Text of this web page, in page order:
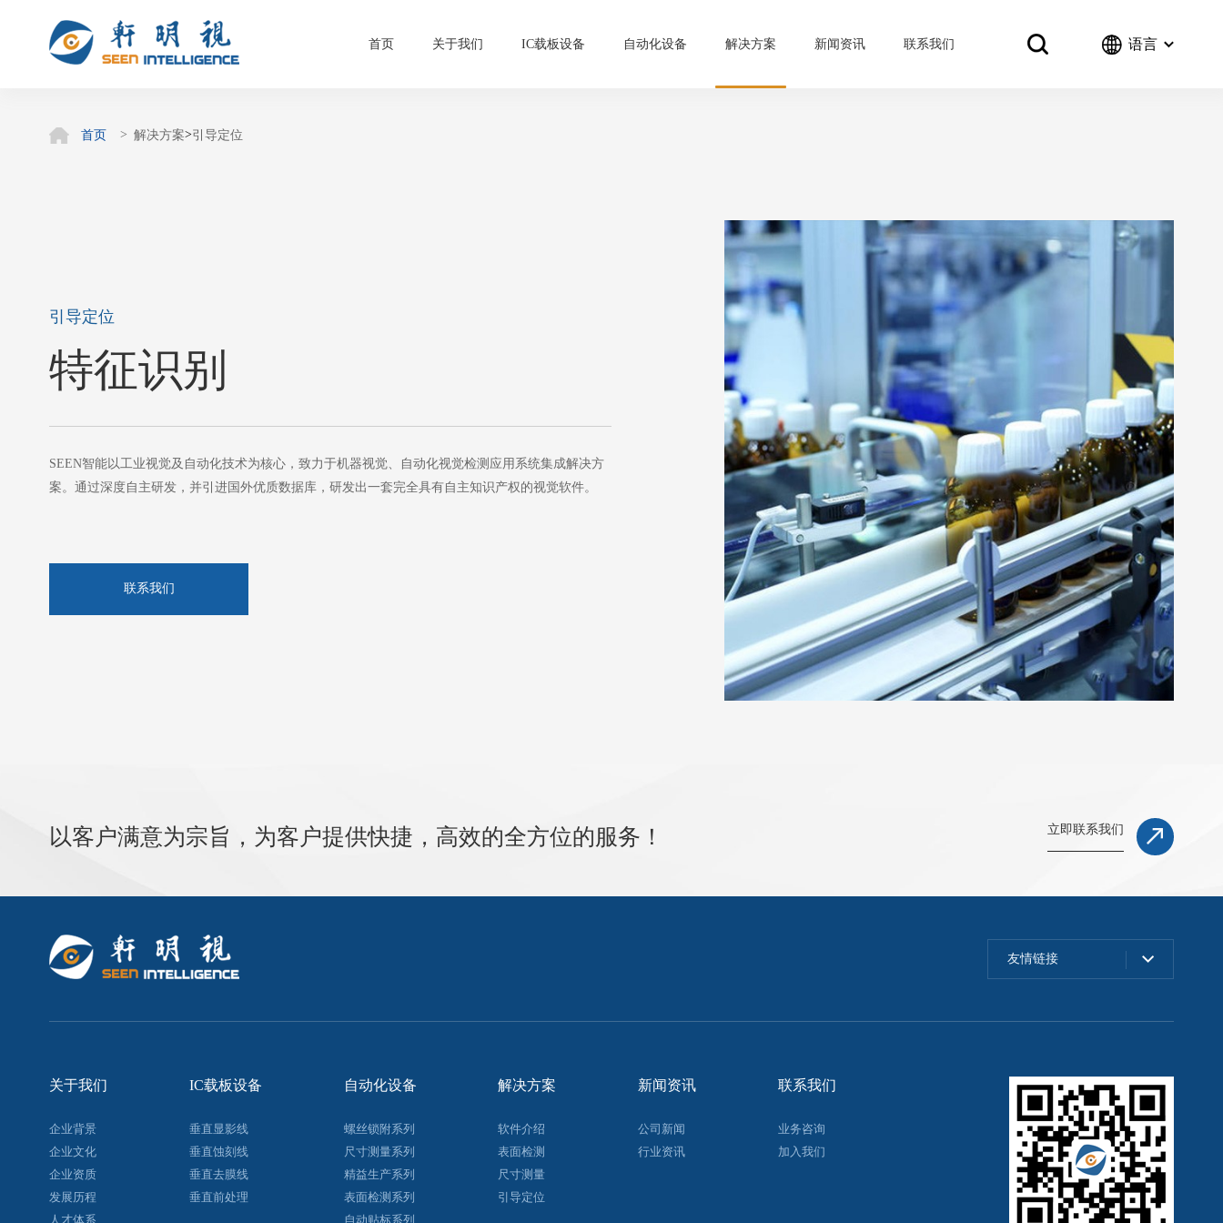
首页 关于我们 IC载板设备 自动化设备 解决方案 新闻资讯 联系我们 语言
首页 解决方案>引导定位
引导定位
特征识别
SEEN智能以工业视觉及自动化技术为核心，致力于机器视觉、自动化视觉检测应用系统集成解决方
案。通过深度自主研发，并引进国外优质数据库，研发出一套完全具有自主知识产权的视觉软件。
联系我们
以客户满意为宗旨，为客户提供快捷，高效的全方位的服务！ 立即联系我们
友情链接
关于我们
企业背景
企业文化
企业资质
发展历程
人才体系
IC载板设备
垂直显影线
垂直蚀刻线
垂直去膜线
垂直前处理
自动化设备
螺丝锁附系列
尺寸测量系列
精益生产系列
表面检测系列
自动贴标系列
解决方案
软件介绍
表面检测
尺寸测量
引导定位
新闻资讯
公司新闻
行业资讯
联系我们
业务咨询
加入我们